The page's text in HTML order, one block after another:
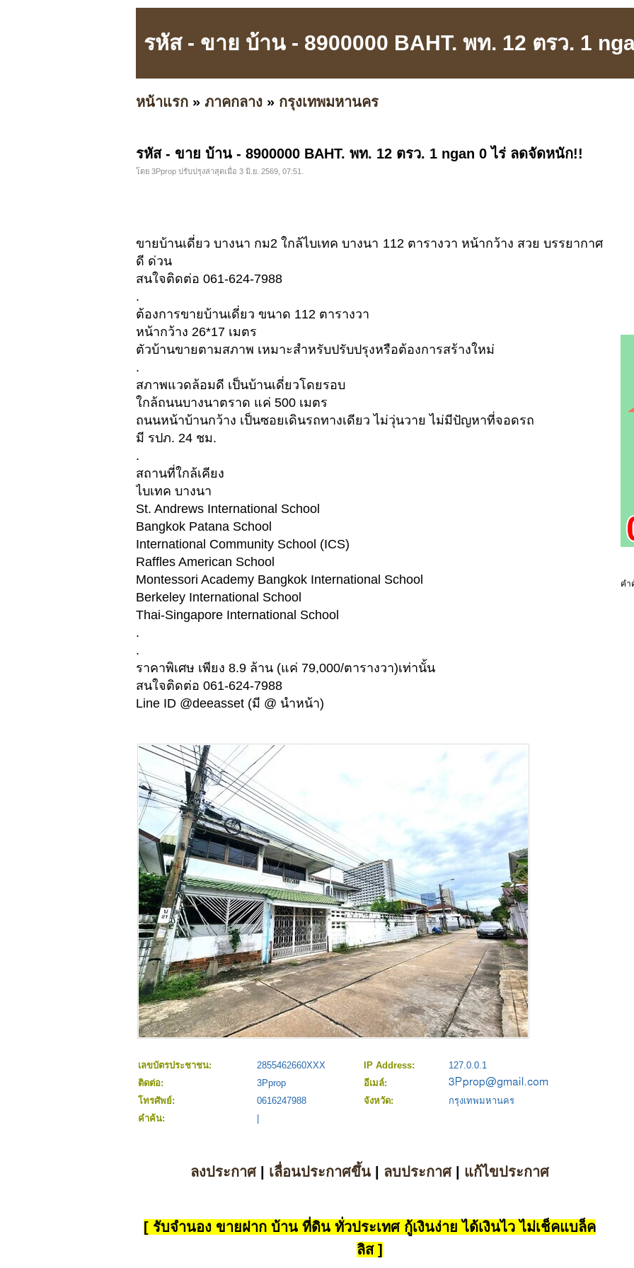
รหัส - ขาย บ้าน - 8900000 BAHT. พท. 12 ตรว. 1
หน้าแรก » ภาคกลาง » กรุงเทพมหานคร
รหัส - ขาย บ้าน - 8900000 BAHT. พท. 12 ตรว. 1 ngan 0 ไร่ ลดจัดหนัก!!
โดย 3Pprop ปรับปรุงล่าสุดเมื่อ 3 มิ.ย. 2569, 07:51.
ขายบ้านเดี่ยว บางนา กม2 ใกล้ไบเทค บางนา 112 ตารางวา หน้ากว้าง สวย บรรยากาศ
ดี ด่วน
สนใจติดต่อ 061-624-7988
.
ต้องการขายบ้านเดี่ยว ขนาด 112 ตารางวา
หน้ากว้าง 26*17 เมตร
ตัวบ้านขายตามสภาพ เหมาะสำหรับปรับปรุงหรือต้องการสร้างใหม่
.
สภาพแวดล้อมดี เป็นบ้านเดี่ยวโดยรอบ
ใกล้ถนนบางนาตราด แค่ 500 เมตร
ถนนหน้าบ้านกว้าง เป็นซอยเดินรถทางเดียว ไม่วุ่นวาย ไม่มีปัญหาที่จอดรถ
มี รปภ. 24 ชม.
.
สถานที่ใกล้เคียง
ไบเทค บางนา
St. Andrews International School
Bangkok Patana School
International Community School (ICS)
Raffles American School
Montessori Academy Bangkok International School
Berkeley International School
Thai-Singapore International School
.
.
ราคาพิเศษ เพียง 8.9 ล้าน (แค่ 79,000/ตารางวา)เท่านั้น
สนใจติดต่อ 061-624-7988
Line ID @deeasset (มี @ นำหน้า)
เลขบัตรประชาชน: 2855462660XXX IP Address:
127.0.0.1
ติดต่อ:
3Pprop
อีเมล์:
โทรศัพย์:
0616247988 จังหวัด:
กรุงเทพมหานคร
คำค้น:
ลงประกาศ| เลื่อนประกาศขึ้น| ลบประกาศ| แก้ไขประกาศ
[ รับจำนอง ขายฝาก บ้าน ที่ดิน ทั่วประเทศ กู้เงินง่าย ได้เงินไว ไม่เช็คแบล็ค
ลิส ]
คำ